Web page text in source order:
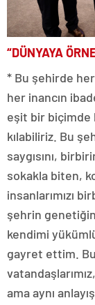
“DÜNYAYA
* Bu şehirde
her inancın
eşit bir biçimde
kılabiliriz. Bu
saygısını,
sokakla biten,
insanlarımızı
şehrin
kendimi
gayret ettim.
ama aynı